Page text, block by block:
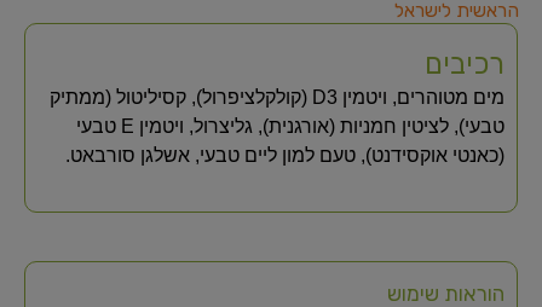
הראשית לישראל
רכיבים
מים מטוהרים, ויטמין D3 (קולקלציפרול), קסיליטול (ממתיק
טבעי), לציטין חמניות (אורגנית), גליצרול, ויטמין E טבעי
(כאנטי אוקסידנט), טעם למון ליים טבעי, אשלגן סורבאט.
הוראות שימוש